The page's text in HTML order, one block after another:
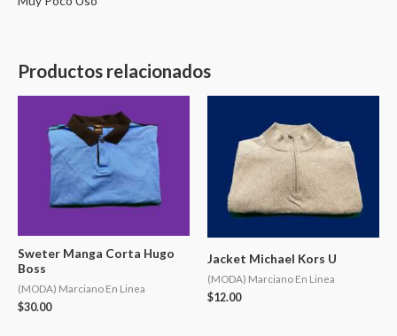
Productos relacionados
Sweter Manga Corta Hugo
Boss
(MODA) Marciano En Linea
$30.00
Jacket Michael Kors U
(MODA) Marciano En Linea
$12.00